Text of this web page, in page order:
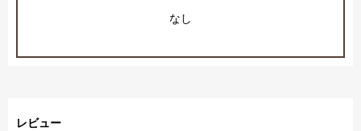
なし
レビュー